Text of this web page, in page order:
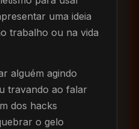
uma ideia
trabalho ou na vida
alguém agindo
travando ao falar
dos hacks
o gelo